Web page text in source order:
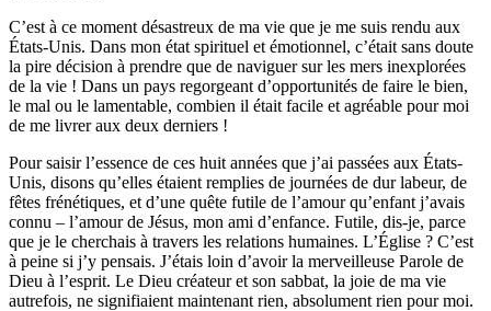
C’est à ce moment désastreux de ma vie que je me suis rendu aux
États-Unis. Dans mon état spirituel et émotionnel, c’était sans doute
la pire décision à prendre que de naviguer sur les mers inexplorées
de la vie ! Dans un pays regorgeant d’opportunités de faire le bien,
le mal ou le lamentable, combien il était facile et agréable pour moi
de me livrer aux deux derniers !
Pour saisir l’essence de ces huit années que j’ai passées aux États-
Unis, disons qu’elles étaient remplies de journées de dur labeur, de
fêtes frénétiques, et d’une quête futile de l’amour qu’enfant j’avais
connu – l’amour de Jésus, mon ami d’enfance. Futile, dis-je, parce
que je le cherchais à travers les relations humaines. L’Église ? C’est
à peine si j’y pensais. J’étais loin d’avoir la merveilleuse Parole de
Dieu à l’esprit. Le Dieu créateur et son sabbat, la joie de ma vie
autrefois, ne signifiaient maintenant rien, absolument rien pour moi.